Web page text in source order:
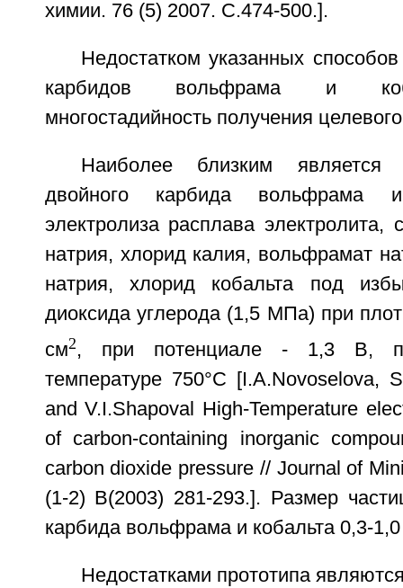
химии. 76 (5) 2007. С.474-500.].
Недостатком указанных
карбидов вольфрама и
многостадийность получения
Наиболее близким является
двойного карбида вольфрама
электролиза расплава электролита,
натрия, хлорид калия, вольфрамат
натрия, хлорид кобальта под
диоксида углерода (1,5 МПа) при
см2, при потенциале - 1,3 В,
температуре 750°С [I.A.Novoselova,
and V.I.Shapoval High-Temperature
of carbon-containing inorganic
carbon dioxide pressure // Journal of
(1-2) B(2003) 281-293.]. Размер
карбида вольфрама и кобальта 0,3-
Недостатками прототипа